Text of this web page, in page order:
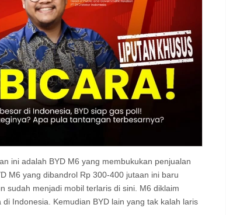
ini adalah BYD M6 yang membukukan penjualan
M6 yang dibandrol Rp 300-400 jutaan ini baru
sudah menjadi mobil terlaris di sini. M6 diklaim
Indonesia. Kemudian BYD lain yang tak kalah laris